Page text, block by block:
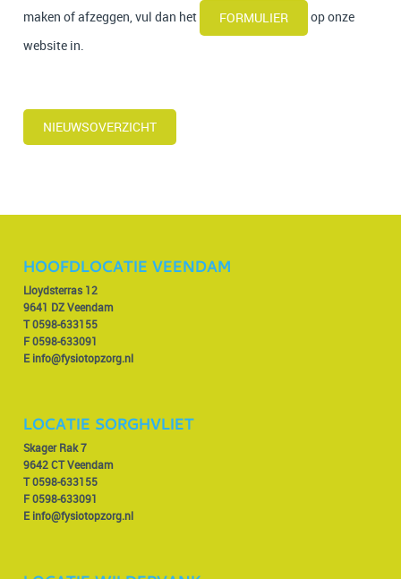
maken of afzeggen, vul dan het
FORMULIER
op onze
website in.
NIEUWSOVERZICHT
HOOFDLOCATIE VEENDAM
Lloydsterras 12
9641 DZ Veendam
T0598-633155
F 0598-633091
Einfo@fysiotopzorg.nl
LOCATIE SORGHVLIET
Skager Rak 7
9642 CT Veendam
T0598-633155
F 0598-633091
Einfo@fysiotopzorg.nl